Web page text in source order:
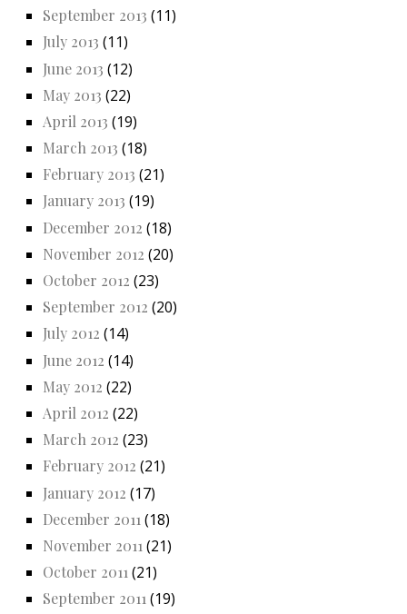
September 2013 (11)
July 2013 (11)
June 2013 (12)
May 2013 (22)
April 2013 (19)
March 2013 (18)
February 2013 (21)
January 2013 (19)
December 2012 (18)
November 2012 (20)
October 2012 (23)
September 2012 (20)
July 2012 (14)
June 2012 (14)
May 2012 (22)
April 2012 (22)
March 2012 (23)
February 2012 (21)
January 2012 (17)
December 2011 (18)
November 2011 (21)
October 2011 (21)
September 2011(19)